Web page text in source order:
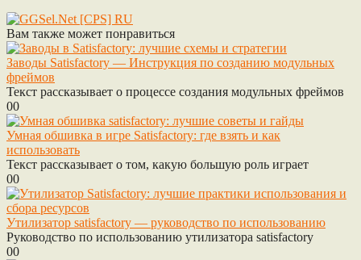
Вам также может понравиться
Заводы Satisfactory — Инструкция по созданию модульных
фреймов
Текст рассказывает о процессе создания модульных фреймов
00
Умная обшивка в игре Satisfactory: где взять и как
использовать
Текст рассказывает о том, какую большую роль играет
00
Утилизатор satisfactory — руководство по использованию
Руководство по использованию утилизатора satisfactory
00